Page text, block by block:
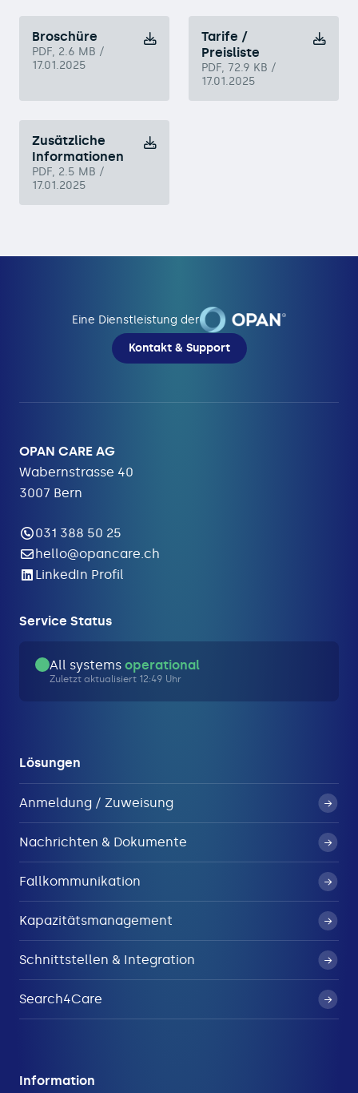
Broschüre
PDF, 2.6 MB /
17.01.2025
Tarife /
Preisliste
PDF, 72.9 KB /
17.01.2025
Zusätzliche
Informationen
PDF, 2.5 MB /
17.01.2025
Eine Dienstleistung der
Kontakt & Support
OPAN CARE AG
Wabernstrasse 40
3007 Bern
031 388 50 25
hello@opancare.ch
LinkedIn Profil
Service Status
All systems operational
Zuletzt aktualisiert 12:49 Uhr
Lösungen
Anmeldung / Zuweisung
Nachrichten & Dokumente
Fallkommunikation
Kapazitätsmanagement
Schnittstellen & Integration
Search4Care
Information